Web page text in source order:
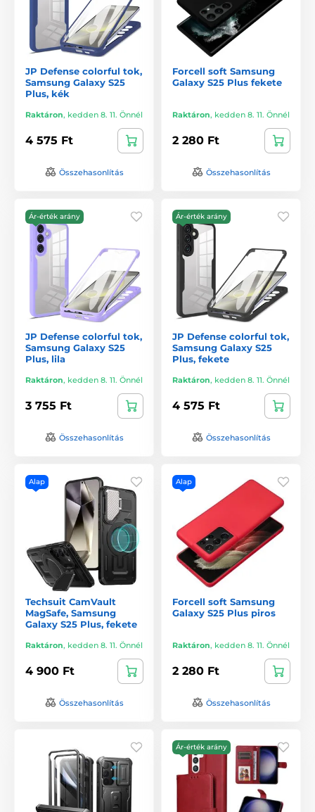
JP Defense colorful tok,
Samsung Galaxy S25
Plus, kék
Raktáron, kedden 8. 11. Önnél
4 575 Ft
Összehasonlítás
Forcell soft Samsung
Galaxy S25 Plus fekete
Raktáron, kedden 8. 11. Önnél
2 280 Ft
Összehasonlítás
Ár-érték arány
JP Defense colorful tok,
Samsung Galaxy S25
Plus, lila
Raktáron, kedden 8. 11. Önnél
3 755 Ft
Összehasonlítás
Ár-érték arány
JP Defense colorful tok,
Samsung Galaxy S25
Plus, fekete
Raktáron, kedden 8. 11. Önnél
4 575 Ft
Összehasonlítás
Alap
Techsuit CamVault
MagSafe, Samsung
Galaxy S25 Plus, fekete
Raktáron, kedden 8. 11. Önnél
4 900 Ft
Összehasonlítás
Alap
Forcell soft Samsung
Galaxy S25 Plus piros
Raktáron, kedden 8. 11. Önnél
2 280 Ft
Összehasonlítás
Ár-érték arány